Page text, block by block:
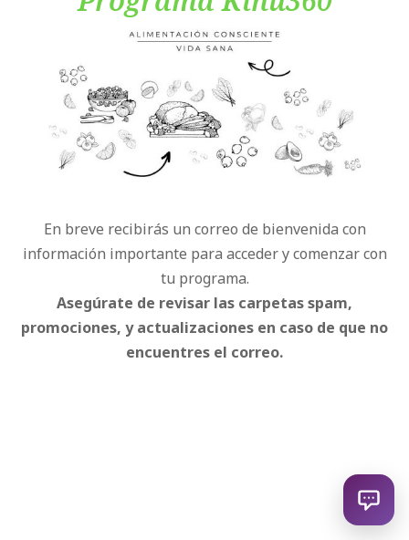
En breve recibirás un correo de bienvenida con
información importante para acceder y comenzar con
tu programa.
Asegúrate de revisar las carpetas spam,
promociones, y actualizaciones en caso de que no
encuentres el correo.
Open